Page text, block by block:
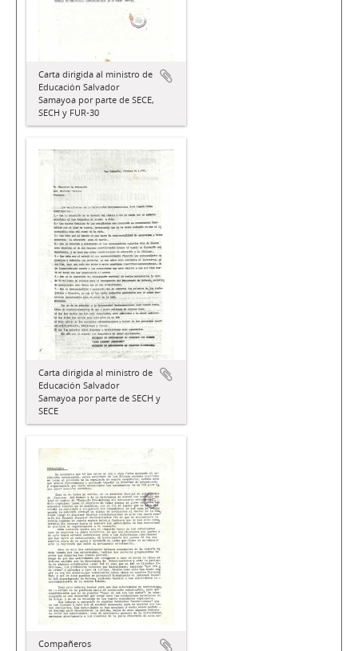
Carta dirigida al ministro de
Educación Salvador
Samayoa por parte de SECE,
SECH y FUR-30
Carta dirigida al ministro de
Educación Salvador
Samayoa por parte de SECH y
SECE
Compañeros